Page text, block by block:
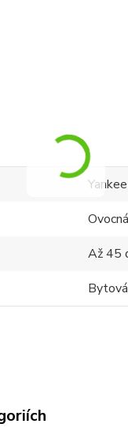
Ovocná
Až 45